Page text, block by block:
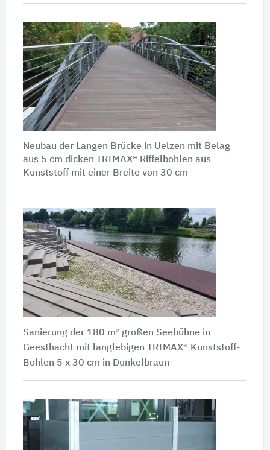
Neubau der Langen Brücke in Uelzen mit Belag
aus 5 cm dicken TRIMAX® Riffelbohlen aus
Kunststoff mit einer Breite von 30 cm
Sanierung der 180 m² großen Seebühne in
Geesthacht mit langlebigen TRIMAX® Kunststoff-
Bohlen 5 x 30 cm in Dunkelbraun